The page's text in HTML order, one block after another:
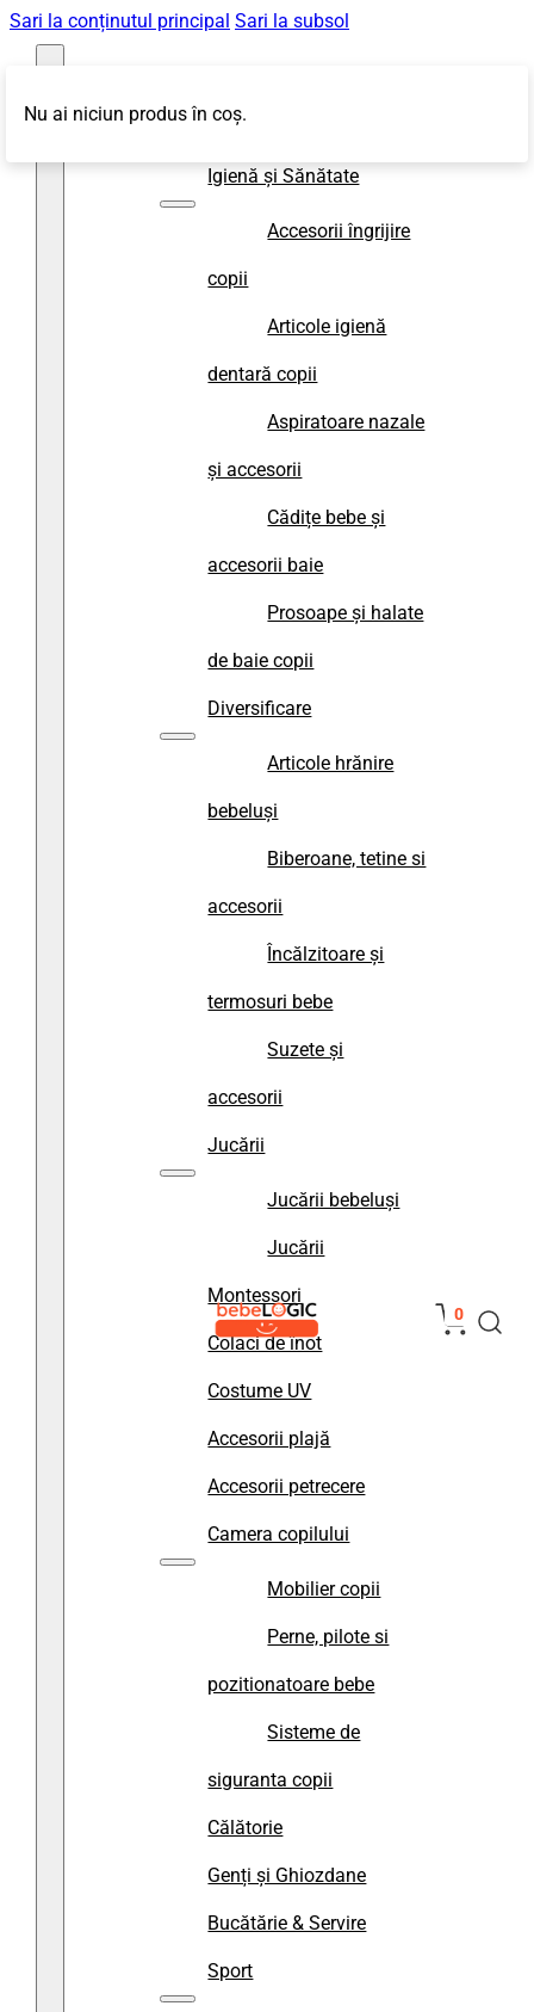
Sari la conținutul principal Sari la subsol
Igienă și Sănătate
Accesorii îngrijire
copii
Articole igienă
dentară copii
Aspiratoare nazale
și accesorii
Cădițe bebe și
accesorii baie
Prosoape și halate
de baie copii
Diversificare
Articole hrănire
bebeluși
Biberoane, tetine si
accesorii
Încălzitoare și
termosuri bebe
Suzete și
accesorii
Jucării
Jucării bebeluși
Jucării
Montessori
Colaci de înot
Costume UV
Accesorii plajă
Accesorii petrecere
Camera copilului
Mobilier copii
Perne, pilote si
pozitionatoare bebe
Sisteme de
siguranta copii
Călătorie
Genți și Ghiozdane
Bucătărie & Servire
Sport
0
Nu ai niciun produs în coș.